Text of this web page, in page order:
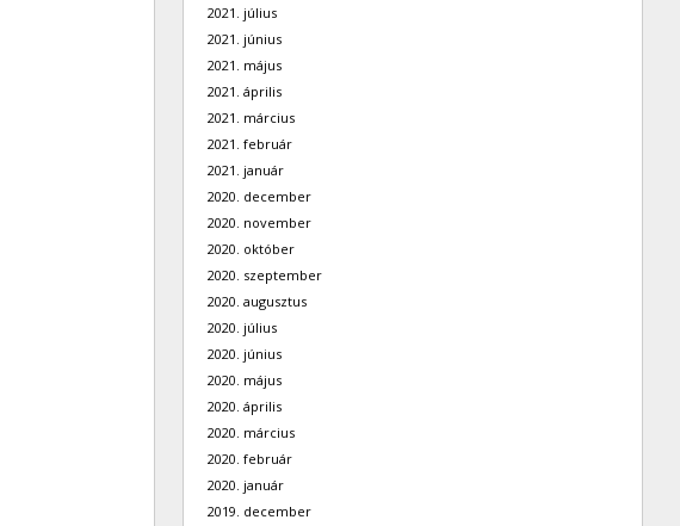
2021. július
2021. június
2021. május
2021. április
2021. március
2021. február
2021. január
2020. december
2020. november
2020. október
2020. szeptember
2020. augusztus
2020. július
2020. június
2020. május
2020. április
2020. március
2020. február
2020. január
2019. december